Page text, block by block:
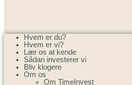
Hvem er du?
Hvem er vi?
Lær os at kende
Sådan investerer vi
Bliv klogere
Om os
Om TimeInvest